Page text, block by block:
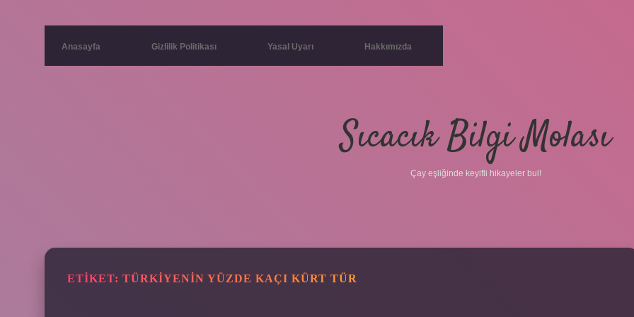
Anasayfa Gizlilik Politikası Yasal Uyarı Hakkımızda
Sıcacık Bilgi Molası
Çay eşliğinde keyifli hikayeler bul!
ETIKET: TÜRKIYENIN YÜZDE KAÇI KÜRT TÜR